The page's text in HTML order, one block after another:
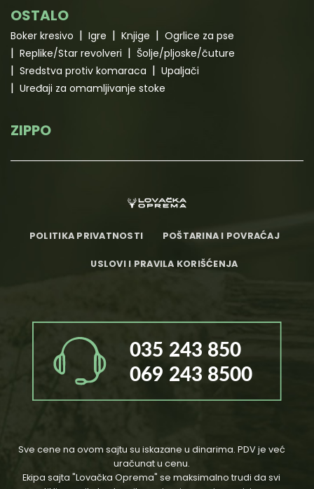
OSTALO
Boker kresivo Igre Knjige
Ogrlice za pse
Replike/Star revolveri
Šolje/pljoske/čuture
Sredstva protiv komaraca
Upaljači
Uređaji za omamljivanje stoke
ZIPPO
POLITIKA PRIVATNOSTI POŠTARINA I POVRAĆAJ
USLOVI I PRAVILA KORIŠĆENJA
Sve cene na ovom sajtu su iskazane u dinarima. PDV je već
uračunat u cenu.
Ekipa sajta "Lovačka Oprema" se maksimalno trudi da svi